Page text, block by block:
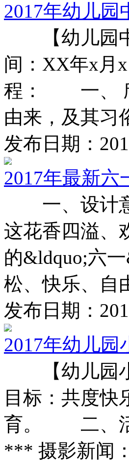
2017年幼儿园
【幼儿园
间：XX年x
程： 一、
由来，及其习
发布日期：
2017年最新六
一、设计
这花香四溢、
的&ldquo;六
松、快乐、自
发布日期：
2017年幼儿园
【幼儿园
目标：共度快
育。 二、活
*** 摄影新